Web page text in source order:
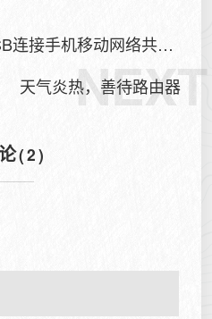
连接手机移动网络共享
NEXT
天气炎热，善待路由器
(2)